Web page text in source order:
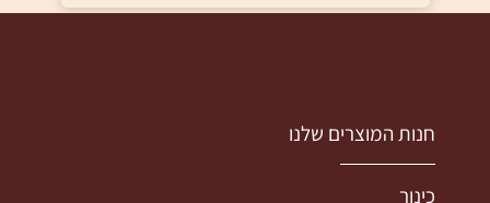
חנות המוצרים שלנו
כינור